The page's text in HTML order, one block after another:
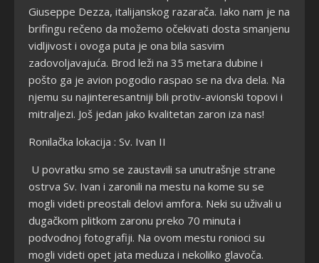
Giuseppe Dezza, italijanskog razarača. Iako nam je na
brifingu rečeno da možemo očekivati dosta smanjenu
vidljivost i ovoga puta je ona bila sasvim
zadovoljavajuća. Brod leži na 35 metara dubine i
pošto ga je avion pogodio raspao se na dva dela. Na
njemu su najinteresantniji bili protiv-avionski topovi i
mitraljezi. Još jedan jako kvalitetan zaron iza nas!
Ronilačka lokacija : Sv. Ivan II
U povratku smo se zaustavili sa unutrašnje strane
ostrva Sv. Ivan i zaronili na mestu na kome su se
mogli videti preostali delovi amfora. Neki su uživali u
dugačkom plitkom zaronu preko 70 minuta i
podvodnoj fotografiji. Na ovom mestu ronioci su
mogli videti opet jata meduza i nekoliko glavoča.